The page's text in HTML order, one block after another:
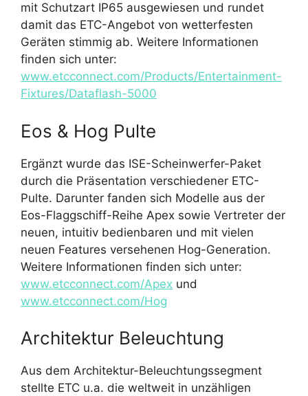
mit Schutzart IP65 ausgewiesen und rundet
damit das ETC-Angebot von wetterfesten
Geräten stimmig ab. Weitere Informationen
finden sich unter:
www.etcconnect.com/Products/Entertainment-
Fixtures/Dataflash-5000
Eos & Hog Pulte
Ergänzt wurde das ISE-Scheinwerfer-Paket
durch die Präsentation verschiedener ETC-
Pulte. Darunter fanden sich Modelle aus der
Eos-Flaggschiff-Reihe Apex sowie Vertreter der
neuen, intuitiv bedienbaren und mit vielen
neuen Features versehenen Hog-Generation.
Weitere Informationen finden sich unter:
www.etcconnect.com/Apex und
www.etcconnect.com/Hog
Architektur Beleuchtung
Aus dem Architektur-Beleuchtungssegment
stellte ETC u.a. die weltweit in unzähligen